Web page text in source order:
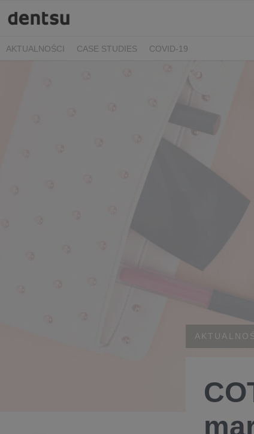
AKTUALNOŚCI CASE STUDIES COVID-19